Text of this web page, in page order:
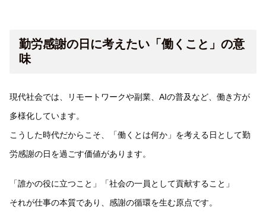
勤労感謝の日に考えたい「働くこと」の意
味
現代社会では、リモートワークや副業、AIの普及など、働き方が
多様化しています。
こうした時代だからこそ、「働くとは何か」を考える日として勤
労感謝の日を過ごす価値があります。
「誰かの役に立つこと」「社会の一員として貢献すること」
それが仕事の本質であり、感謝の循環を生む原点です。